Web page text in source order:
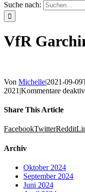
Suche nach:
VfR
Von Michelle|2021-09-
2021 |Kommentare
Share This Article
FacebookTwitterReddit
Archiv
Oktober 2024
September 2024
Juni 2024